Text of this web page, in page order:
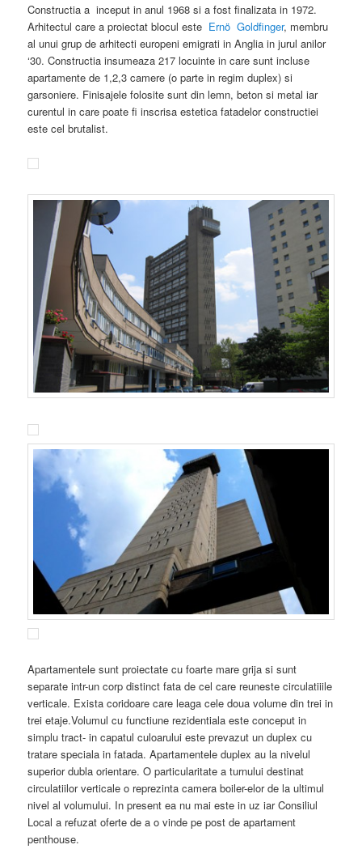
Constructia a inceput in anul 1968 si a fost finalizata in 1972.
Arhitectul care a proiectat blocul este Ernö Goldfinger, membru
al unui grup de arhitecti europeni emigrati in Anglia in jurul anilor
‘30. Constructia insumeaza 217 locuinte in care sunt incluse
apartamente de 1,2,3 camere (o parte in regim duplex) si
garsoniere. Finisajele folosite sunt din lemn, beton si metal iar
curentul in care poate fi inscrisa estetica fatadelor constructiei
este cel brutalist.
Apartamentele sunt proiectate cu foarte mare grija si sunt
separate intr-un corp distinct fata de cel care reuneste circulatiiile
verticale. Exista coridoare care leaga cele doua volume din trei in
trei etaje.Volumul cu functiune rezidentiala este conceput in
simplu tract- in capatul culoarului este prevazut un duplex cu
tratare speciala in fatada. Apartamentele duplex au la nivelul
superior dubla orientare. O particularitate a turnului destinat
circulatiilor verticale o reprezinta camera boiler-elor de la ultimul
nivel al volumului. In present ea nu mai este in uz iar Consiliul
Local a refuzat oferte de a o vinde pe post de apartament
penthouse.